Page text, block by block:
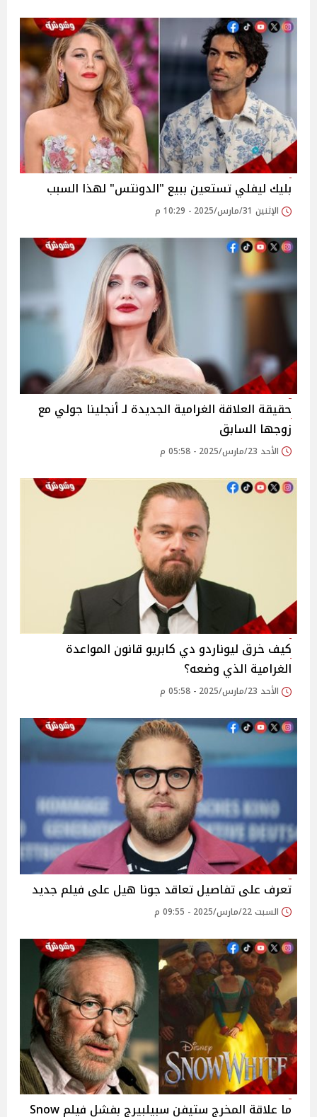
بليك ليفلي تستعين ببيع "الدونتس" لهذا السبب
الإثنين 31/مارس/2025 - 10:29 م
حقيقة العلاقة الغرامية الجديدة لـ أنجلينا جولي مع
زوجها السابق
الأحد 23/مارس/2025 - 05:58 م
كيف خرق ليوناردو دي كابريو قانون المواعدة
الغرامية الذي وضعه؟
الأحد 23/مارس/2025 - 05:58 م
تعرف على تفاصيل تعاقد جونا هيل على فيلم جديد
السبت 22/مارس/2025 - 09:55 م
ما علاقة المخرج ستيفن سبيلبيرج بفشل فيلم Snow